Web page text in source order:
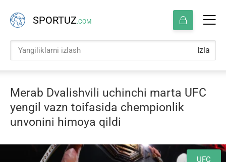
SPORTUZ.COM
Izla
Merab Dvalishvili uchinchi marta UFC
yengil vazn toifasida chempionlik
unvonini himoya qildi
UFC